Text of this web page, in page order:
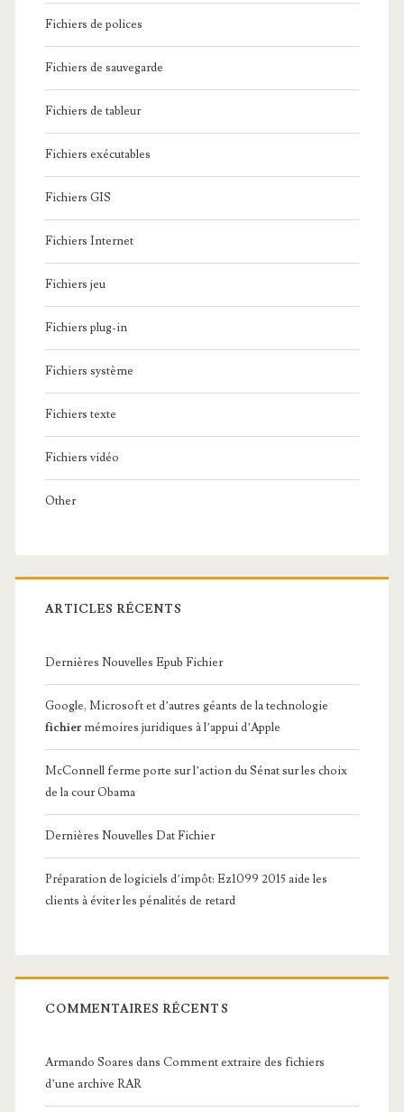
Fichiers de polices
Fichiers de sauvegarde
Fichiers de tableur
Fichiers exécutables
Fichiers GIS
Fichiers Internet
Fichiers jeu
Fichiers plug-in
Fichiers système
Fichiers texte
Fichiers vidéo
Other
ARTICLES RÉCENTS
Dernières Nouvelles Epub Fichier
Google, Microsoft et d’autres géants de la technologie
fichier mémoires juridiques à l’appui d’Apple
McConnell ferme porte sur l’action du Sénat sur les choix
de la cour Obama
Dernières Nouvelles Dat Fichier
Préparation de logiciels d’impôt: Ez1099 2015 aide les
clients à éviter les pénalités de retard
COMMENTAIRES RÉCENTS
Armando Soares dans Comment extraire des fichiers
d’une archive RAR